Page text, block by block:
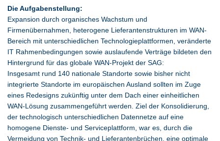
Die Aufgabenstellung:
Expansion durch organisches Wachstum und
Firmenübernahmen, heterogene Lieferantenstrukturen im WAN-
Bereich mit unterschiedlichen Technologieplattformen, veränderte
IT Rahmenbedingungen sowie auslaufende Verträge bildeten den
Hintergrund für das globale WAN-Projekt der SAG:
Insgesamt rund 140 nationale Standorte sowie bisher nicht
integrierte Standorte im europäischen Ausland sollten im Zuge
eines Redesigns zukünftig unter dem Dach einer einheitlichen
WAN-Lösung zusammengeführt werden. Ziel der Konsolidierung,
der technologisch unterschiedlichen Datennetze auf eine
homogene Dienste- und Serviceplattform, war es, durch die
Vermeidung von Technik- und Lieferantenbrüchen, eine optimale